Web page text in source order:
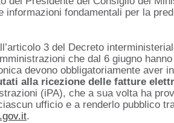
informazioni fondamentali per la
3 del Decreto
che dal 6 giugno
devono obbligatoriamente aver
alla ricezione delle fatture
(iPA), che a sua volta ha
ufficio e a renderlo pubblico
.